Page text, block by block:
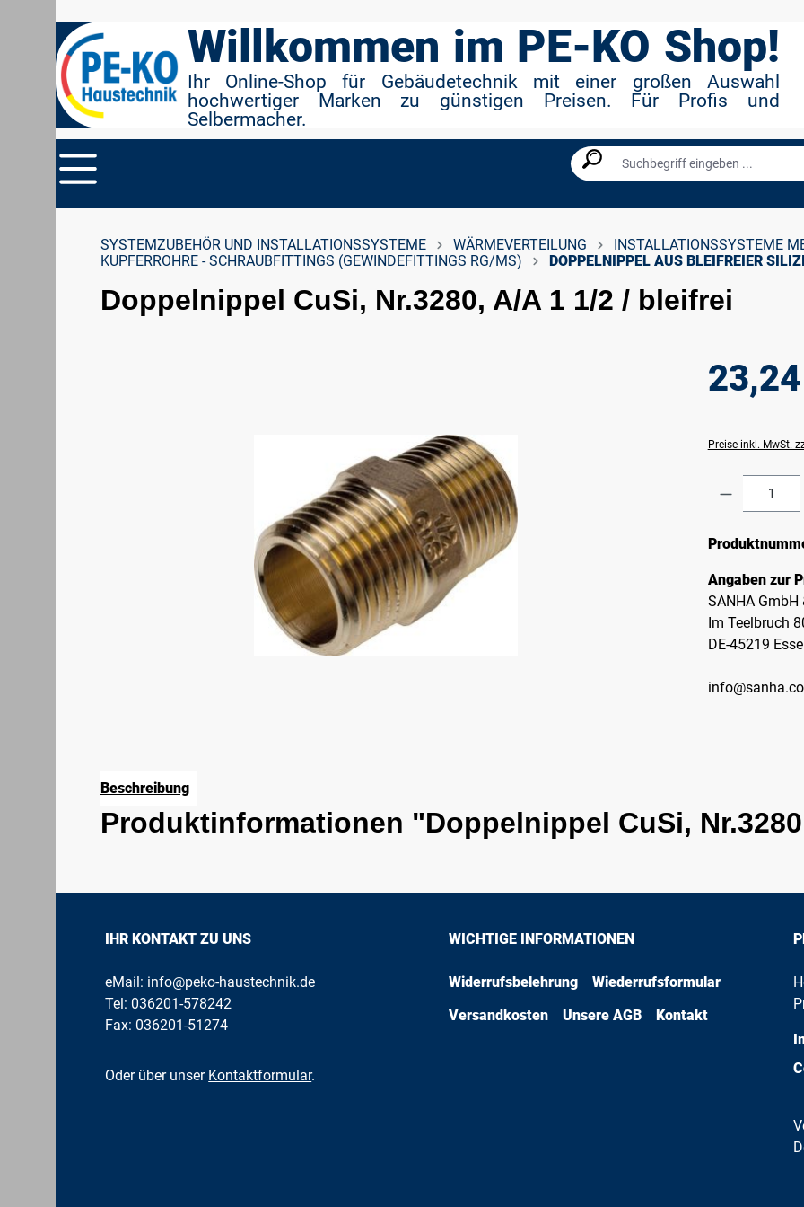
Suche springen
Willkommen im PE-KO Shop!
Ihr Online-Shop für Gebäudetechnik mit einer großen Auswahl
hochwertiger Marken zu günstigen Preisen. Für Profis und
Selbermacher.
SYSTEMZUBEHÖR UND INSTALLATIONSSYSTEME WÄRMEVERTEILUNG INSTALLATIONSSYSTEME
KUPFERROHRE - SCHRAUBFITTINGS (GEWINDEFITTINGS RG/MS)
DOPPELNIPPEL AUS BLEIFREIER
Doppelnippel CuSi, Nr.3280, A/A 1 1/2 / bleifrei
Preise inkl. MwSt.
Produkt
Angaben zur
SANHA GmbH
Im Teelbruch
DE-45219
Beschreibung
Produktinformationen "Doppelnippel CuSi,
IHR KONTAKT ZU UNS
eMail: info@peko-haustechnik.de
Tel:036201-578242
Fax: 036201-51274
Oder über unser Kontaktformular.
WICHTIGE INFORMATIONEN
Widerrufsbelehrung
Wiederrufsformular
Versandkosten
Unsere AGB Kontakt